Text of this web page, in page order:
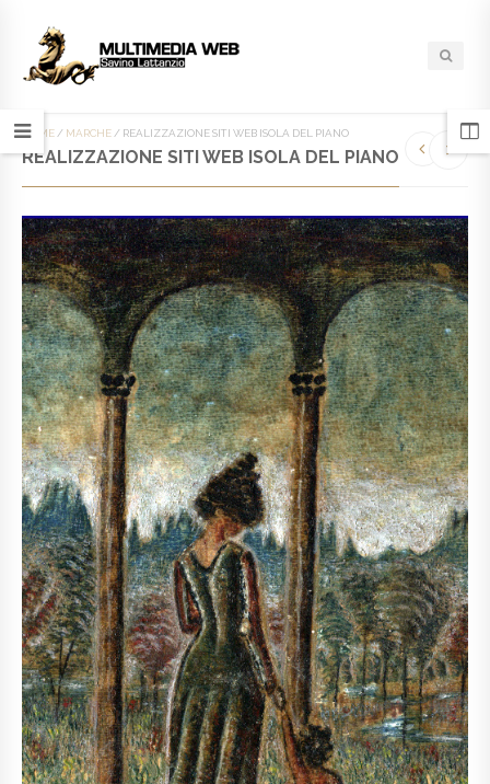
HOME / MARCHE / REALIZZAZIONE SITI WEB ISOLA DEL PIANO
REALIZZAZIONE SITI WEB ISOLA DEL PIANO